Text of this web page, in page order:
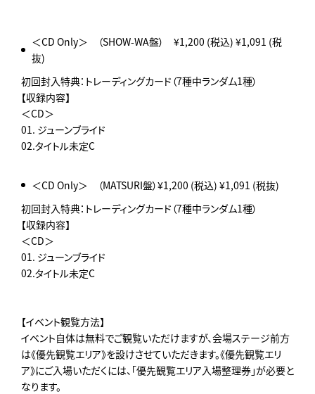
＜CD Only＞ （SHOW-WA盤） ¥1,200 (税込) ¥1,091 (税
抜)
初回封入特典：トレーディングカード（7種中ランダム1種）
【収録内容】
＜CD＞
01. ジューンブライド
02.タイトル未定C
＜CD Only＞ （MATSURI盤）¥1,200 (税込) ¥1,091 (税抜)
初回封入特典：トレーディングカード（7種中ランダム1種）
【収録内容】
＜CD＞
01. ジューンブライド
02.タイトル未定C
【イベント観覧方法】
イベント自体は無料でご観覧いただけますが、会場ステージ前方
は《優先観覧エリア》を設けさせていただきます。《優先観覧エリ
ア》にご入場いただくには、「優先観覧エリア入場整理券」が必要と
なります。